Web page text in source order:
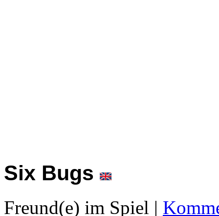
Six Bugs
Freund(e) im Spiel |